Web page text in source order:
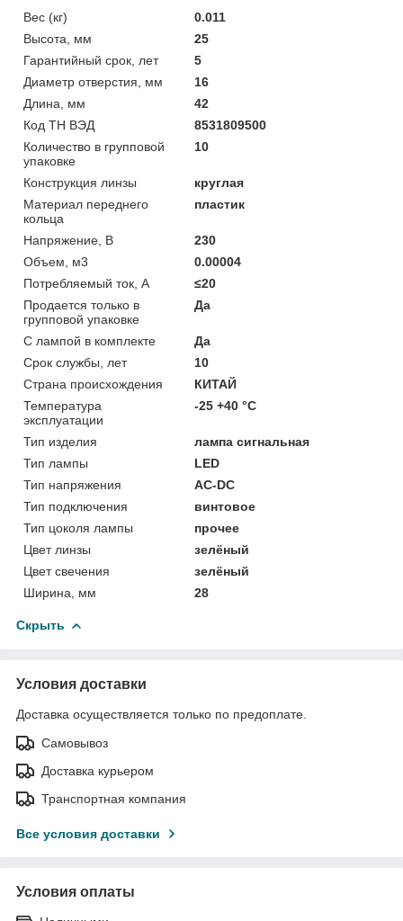
Вес (кг)
0.011
Высота, мм
25
Гарантийный срок, лет
5
Диаметр отверстия, мм
16
Длина, мм
42
Код ТН ВЭД
8531809500
Количество в групповой
упаковке
10
Конструкция линзы
круглая
Материал переднего
кольца
пластик
Напряжение, В
230
Объем, м3
0.00004
Потребляемый ток, А
≤20
Продается только в
групповой упаковке
Да
С лампой в комплекте
Да
Срок службы, лет
10
Страна происхождения
КИТАЙ
Температура
эксплуатации
-25 +40 °C
Тип изделия
лампа сигнальная
Тип лампы
LED
Тип напряжения
AC-DC
Тип подключения
винтовое
Тип цоколя лампы
прочее
Цвет линзы
зелёный
Цвет свечения
зелёный
Ширина, мм
28
Скрыть
Условия доставки
Доставка осуществляется только по предоплате.
Самовывоз
Доставка курьером
Транспортная компания
Все условия доставки
Условия оплаты